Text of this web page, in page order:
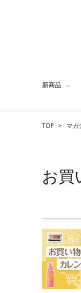
新商品
TOP マガ
お買